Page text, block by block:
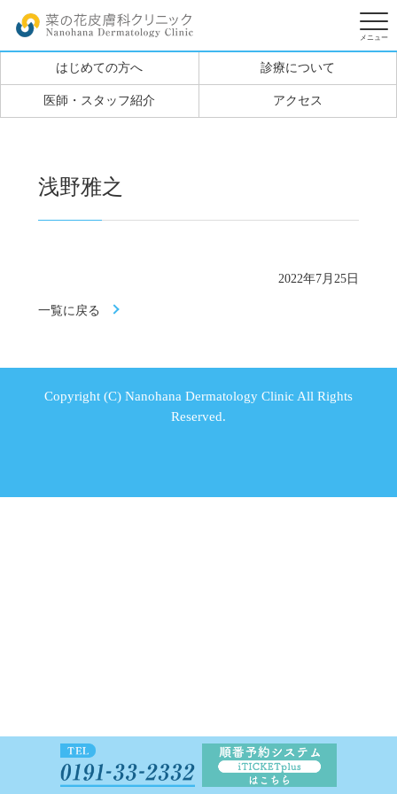
はじめての方へ 診療について
医師・スタッフ紹介 アクセス
浅野雅之
2022年7月25日
一覧に戻る
Copyright (C) Nanohana Dermatology Clinic All Rights
Reserved.